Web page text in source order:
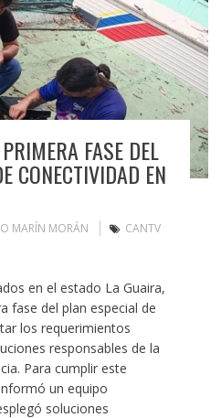
FASE DEL
CONECTIVIDAD EN
MARÍN MORÁN
CANTV
en el estado La Guaira,
fase del plan especial de
los requerimientos
responsables de la
Para cumplir este
un equipo
soluciones